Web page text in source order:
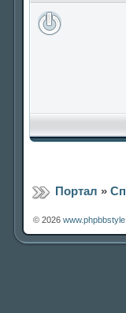
Портал »
© 2026